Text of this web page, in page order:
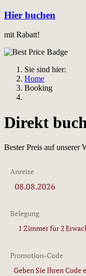
Hier buchen
mit Rabatt!
Sie sind hier:
Home
Booking
Direkt
Bester Preis auf unserer
Anreise
Belegung
1 Zimmerfür2
Promotion-Code
Geben Sie Ihren Code